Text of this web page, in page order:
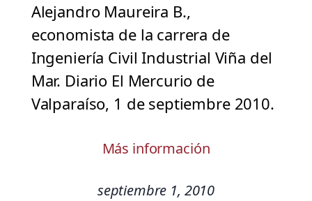
Alejandro Maureira B.,
economista de la carrera de
Ingeniería Civil Industrial Viña del
Mar. Diario El Mercurio de
Valparaíso, 1 de septiembre 2010.
Más información
septiembre 1, 2010